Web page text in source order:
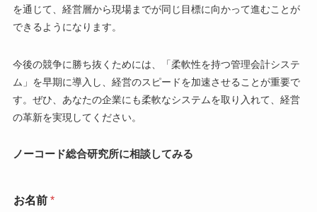
を通じて、経営層から現場までが同じ目標に向かって進むことが
できるようになります。
今後の競争に勝ち抜くためには、「柔軟性を持つ管理会計システ
ム」を早期に導入し、経営のスピードを加速させることが重要で
す。ぜひ、あなたの企業にも柔軟なシステムを取り入れて、経営
の革新を実現してください。
ノーコード総合研究所に相談してみる
お名前 *